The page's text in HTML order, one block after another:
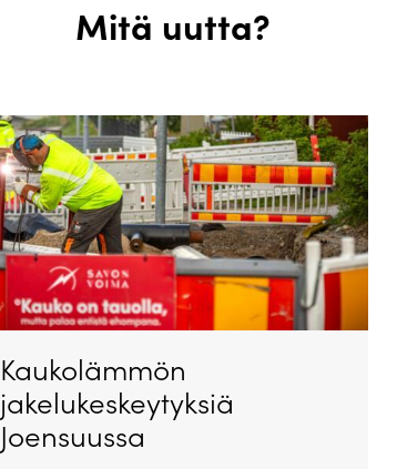
Mitä uutta?
Kaukolämmön
jakelukeskeytyksiä
Joensuussa